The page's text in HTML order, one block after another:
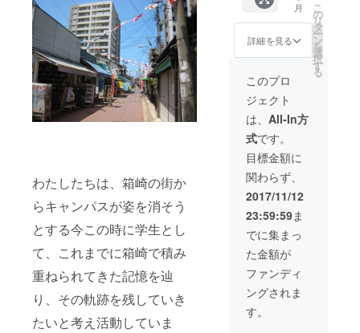
わたしたちは、箱崎の街か
らキャンパスが姿を消そう
とする今この時に学生とし
て、これまでに箱崎で積み
重ねられてきた記憶を辿
り、その軌跡を残していき
たいと考え活動していま
のつな
がり」
や「箱
崎の思
い出」
などを
テーマ
とし
た、箱
崎のこ
れまで
と現在
の姿を
お届け
するよ
うなオ
リジナ
ル冊子
です。
・活動
報告
メール
月
詳細を見る
こ
の
リ
タ
ー
ン
を
選
択
す
る
このプロ
ジェクト
は、 All-In方
式です。
目標金額に
関わらず、
2017/11/12
23:59:59ま
でに集まっ
た金額が
ファンディ
ングされま
す。